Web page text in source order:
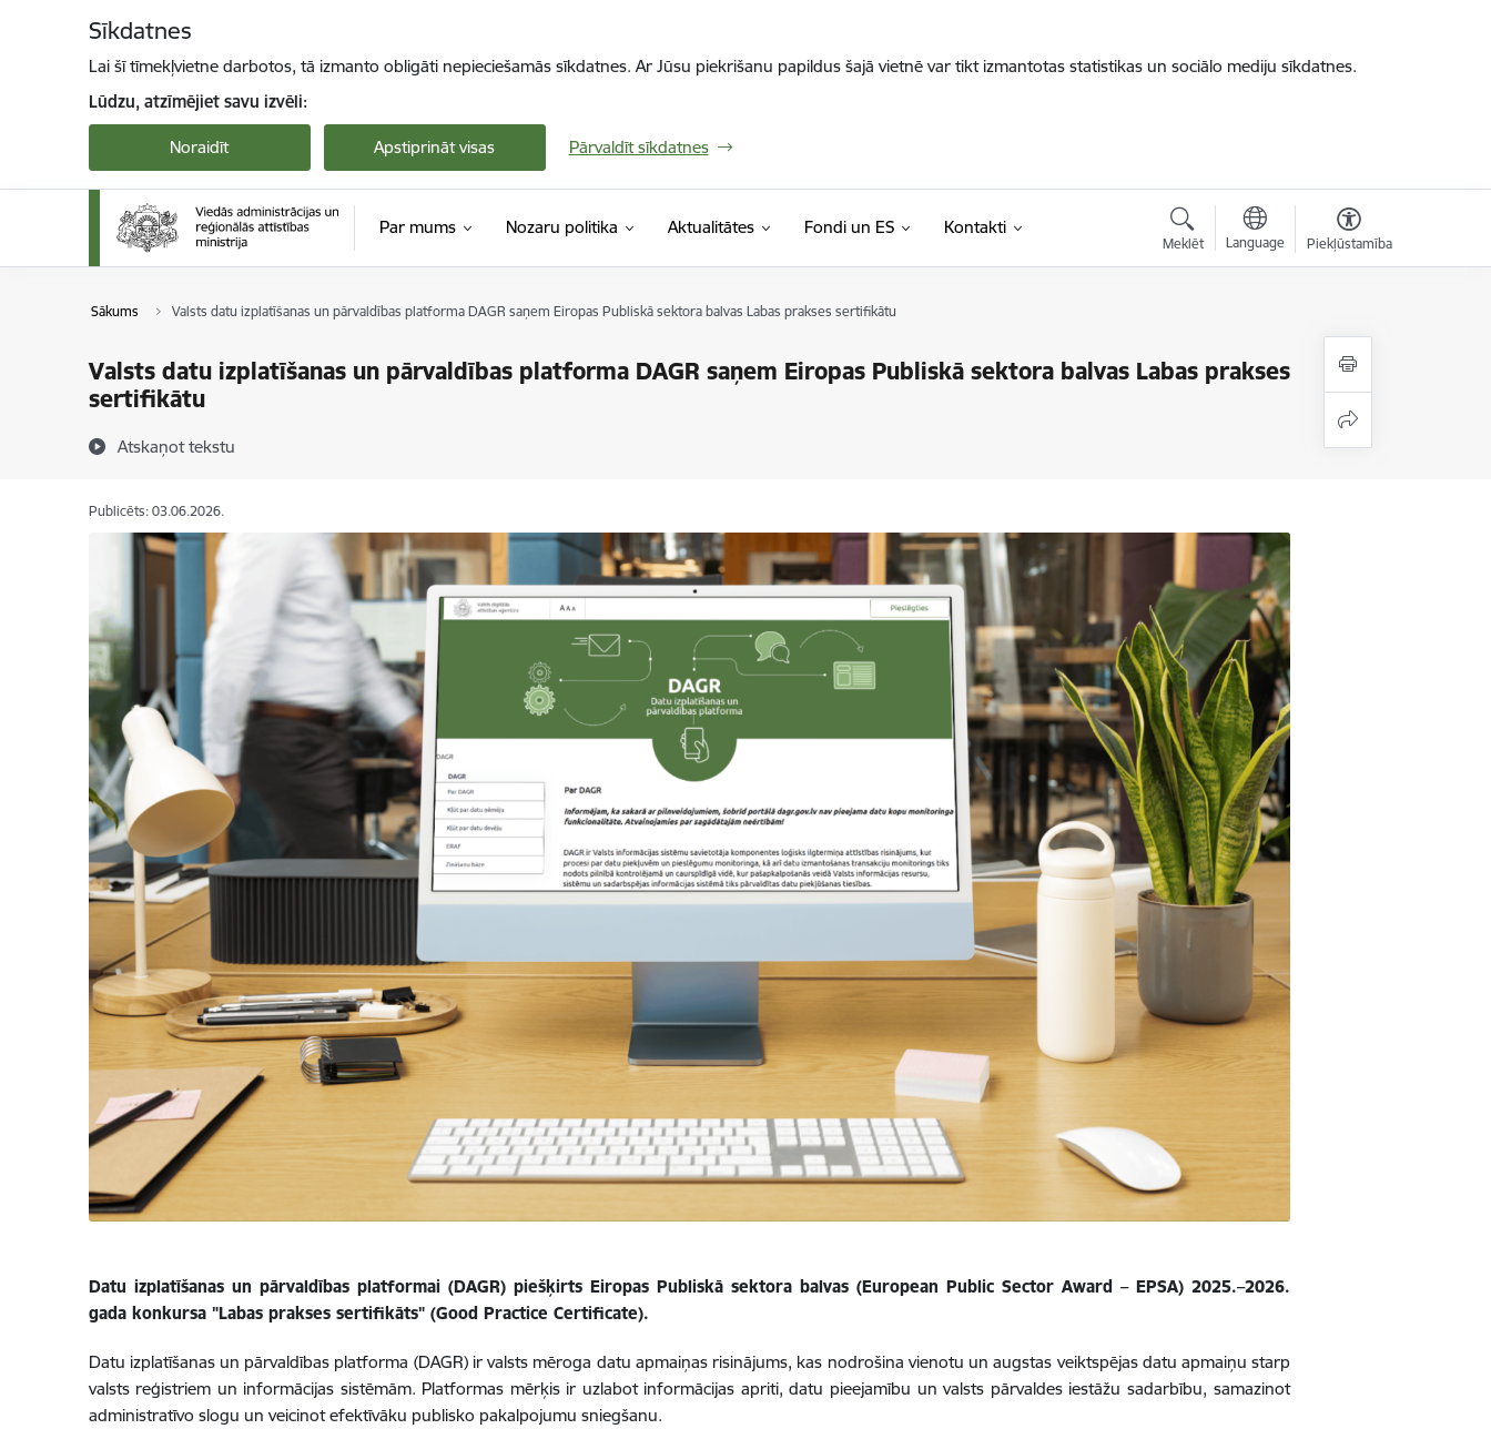
Sīkdatnes
Lai šī tīmekļvietne darbotos, tā izmanto obligāti nepieciešamās sīkdatnes. Ar Jūsu piekrišanu papildus šajā vietnē var tikt izmantotas statistikas un sociālo mediju sīkdatnes.
Lūdzu, atzīmējiet savu izvēli:
Noraidīt Apstiprināt visas Pārvaldīt sīkdatnes
Par mums Nozaru politika Aktualitātes Fondi un ES Kontakti
Meklēt Language Piekļūstamība
Sākums Valsts datu izplatīšanas un pārvaldības platforma DAGR saņem Eiropas Publiskā sektora balvas Labas prakses sertifikātu
Valsts datu izplatīšanas un pārvaldības platforma DAGR saņem Eiropas Publiskā sektora balvas Labas prakses
sertifikātu
Atskaņot tekstu
Publicēts: 03.06.2026.
Datu izplatīšanas un pārvaldības platformai (DAGR) piešķirts Eiropas Publiskā sektora balvas (European Public Sector Award – EPSA) 2025.–2026.
gada konkursa "Labas prakses sertifikāts" (Good Practice Certificate).
Datu izplatīšanas un pārvaldības platforma (DAGR) ir valsts mēroga datu apmaiņas risinājums, kas nodrošina vienotu un augstas veiktspējas datu apmaiņu starp
valsts reģistriem un informācijas sistēmām. Platformas mērķis ir uzlabot informācijas apriti, datu pieejamību un valsts pārvaldes iestāžu sadarbību, samazinot
administratīvo slogu un veicinot efektīvāku publisko pakalpojumu sniegšanu.